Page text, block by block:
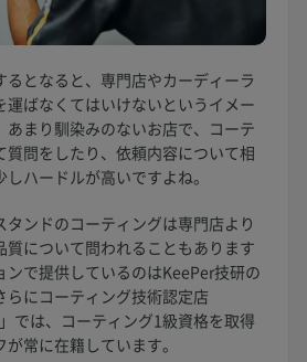
るとなると、専門店やカーディーラ
運ばなくてはいけないというイメー
あまり馴染みのないお店で、コーテ
質問をしたり、依頼内容について相
ハードルが高いですよね。
ンドのコーティングは専門店より
質について問われることもあります
ンで提供しているのはKeePer技研の
らにコーティング技術認定店
」では、コーティング1級資格を取得
常に在籍しています。